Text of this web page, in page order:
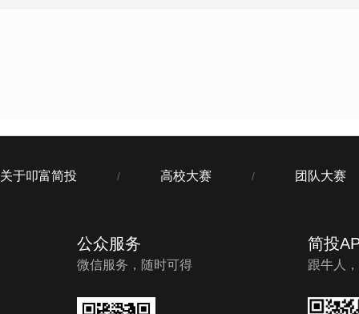
关于叩富简投 / 高校大赛 / 团队大赛
公众服务
微信服务，随时可得
简投
跟牛人